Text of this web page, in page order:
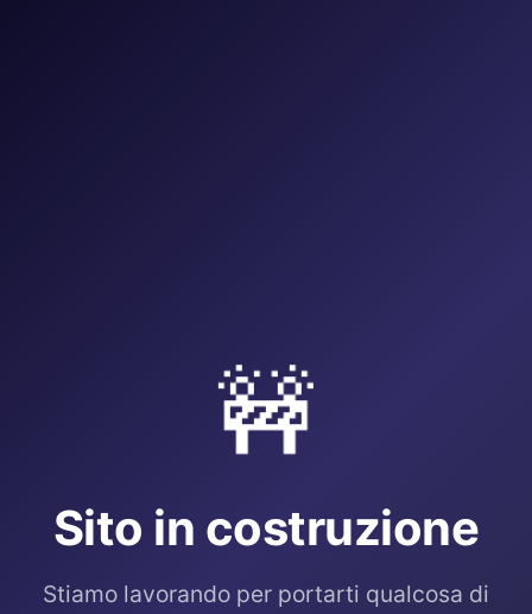
🚧
Sito in costruzione
Stiamo lavorando per portarti qualcosa di